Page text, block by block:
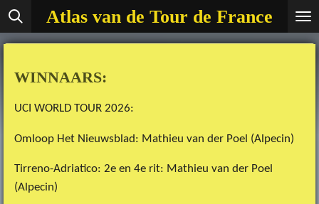
Ga
direct
de
Atlas van de Tour de France
WINNAARS:
UCI WORLD TOUR 2026:
Omloop Het Nieuwsblad: Mathieu van der Poel (Alpecin)
Tirreno-Adriatico: 2e en 4e rit: Mathieu van der Poel
(Alpecin)